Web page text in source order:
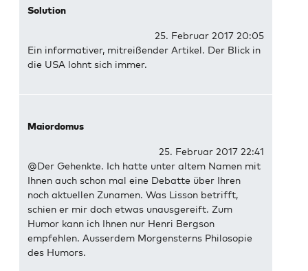
Solution
25. Februar 2017 20:05
Ein informativer, mitreißender Artikel. Der Blick in
die USA lohnt sich immer.
Maiordomus
25. Februar 2017 22:41
@Der Gehenkte. Ich hatte unter altem Namen mit
Ihnen auch schon mal eine Debatte über Ihren
noch aktuellen Zunamen. Was Lisson betrifft,
schien er mir doch etwas unausgereift. Zum
Humor kann ich Ihnen nur Henri Bergson
empfehlen. Ausserdem Morgensterns Philosopie
des Humors.